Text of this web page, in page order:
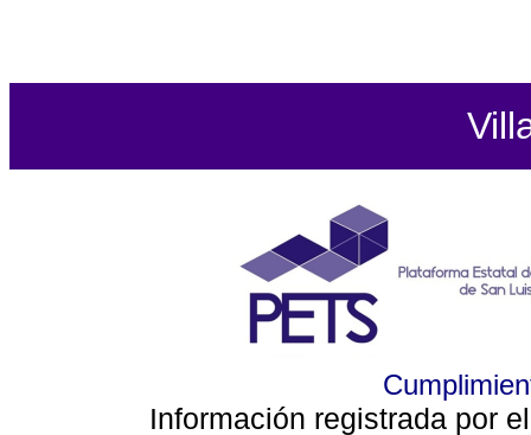
Información registrada por